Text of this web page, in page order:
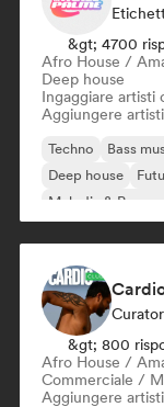
&gt; 4700
Afro House /
Deep house
Ingaggiare artisti
Aggiungere
Techno Bass
Deep house
Melodic &
&gt; 800
Afro House /
Commerciale /
Aggiungere